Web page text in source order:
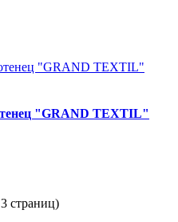
"GRAND TEXTIL"
страниц)